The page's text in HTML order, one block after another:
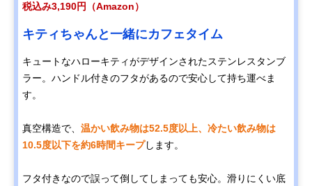
税込み3,190円（Amazon）
キティちゃんと一緒にカフェタイム
キュートなハローキティがデザインされたステンレスタンブ
ラー。ハンドル付きのフタがあるので安心して持ち運べま
す。
真空構造で、 温かい飲み物は52.5度以上、冷たい飲み物は
10.5度以下を約6時間キープします。
フタ付きなので誤って倒してしまっても安心。滑りにくい底